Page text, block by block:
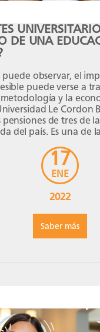
17
ENE
2022
Saber más
DE UNA
observar, el
puede verse a
metodología y la
Le Cordon
de tres de
del país. Es una de